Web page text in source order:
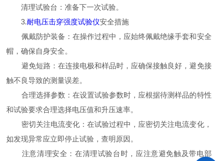
清理试验台：准备下一次试验。
3.耐电压击穿强度试验仪安全措施
佩戴防护装备：在操作过程中，应始终佩戴绝缘手套和安全
帽，确保自身安全。
避免短路：在连接电极和样品时，应确保接触良好，避免接
触不良导致的测量误差。
合理选择参数：在设置试验参数时，应根据待测样品的特性
和试验要求合理选择电压值和升压速率。
密切关注电流变化：在试验过程中，应密切关注电流变化，
如发现异常应立即停止试验，查明原因。
注意清理安全：在清理试验台时，应注意避免触及带电部